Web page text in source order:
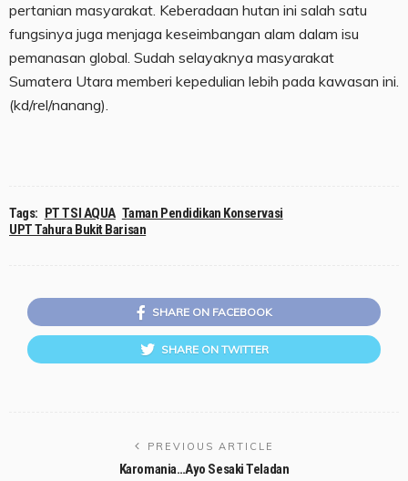
pertanian masyarakat. Keberadaan hutan ini salah satu
fungsinya juga menjaga keseimbangan alam dalam isu
pemanasan global. Sudah selayaknya masyarakat
Sumatera Utara memberi kepedulian lebih pada kawasan ini.
(kd/rel/nanang).
Tags: PT TSI AQUA Taman Pendidikan Konservasi
UPT Tahura Bukit Barisan
SHARE ON FACEBOOK
SHARE ON TWITTER
PREVIOUS ARTICLE
Karomania…Ayo Sesaki Teladan